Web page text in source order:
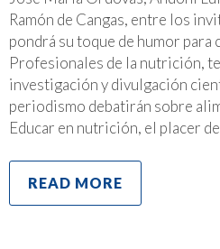
Ramón de Cangas, entre los
pondrá su toque de humor para
Profesionales de la nutrición,
investigación y divulgación
periodismo debatirán sobre
Educar en nutrición, el placer de
READ MORE